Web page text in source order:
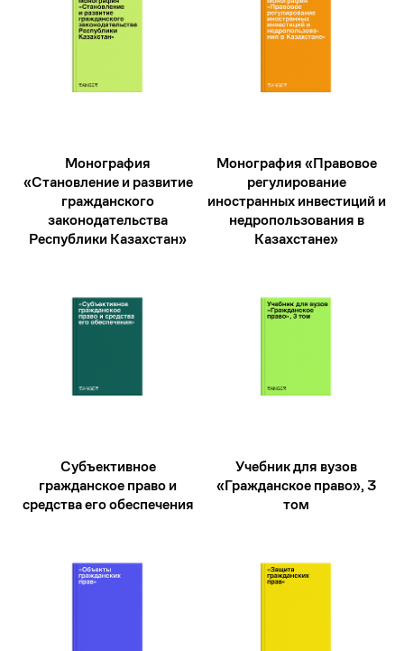
Монография
«Становление и развитие
гражданского
законодательства
Республики Казахстан»
Монография «Правовое
регулирование
иностранных инвестиций и
недропользования в
Казахстане»
Субъективное
гражданское право и
средства его обеспечения
Учебник для вузов
«Гражданское право», 3
том
Отправить
Чтобы получить
юридическому запросу,
оставьте заявку
Укажите ваши данные